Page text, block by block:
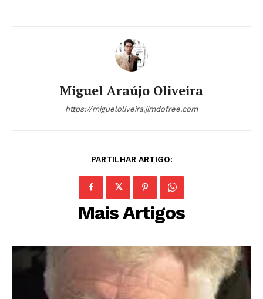
Miguel Araújo Oliveira
https://migueloliveira.jimdofree.com
PARTILHAR ARTIGO:
Mais Artigos